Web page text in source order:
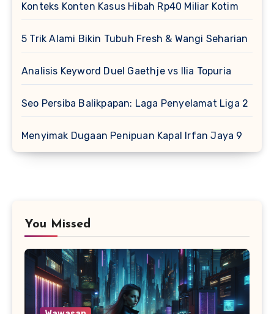
Konteks Konten Kasus Hibah Rp40 Miliar Kotim
5 Trik Alami Bikin Tubuh Fresh & Wangi Seharian
Analisis Keyword Duel Gaethje vs Ilia Topuria
Seo Persiba Balikpapan: Laga Penyelamat Liga 2
Menyimak Dugaan Penipuan Kapal Irfan Jaya 9
You Missed